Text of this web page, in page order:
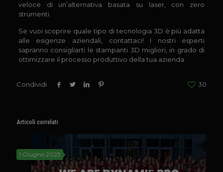
veloce di un’alternativa basata su laser, con zero
strumenti.
Se vuoi scoprire quale tipo di tecnologia 3D è più adatta
alle esigenze aziendali, contattaci! I nostri esperti
sapranno consigliarti le stampanti 3D migliori, in grado di
ottimizzare il processo produttivo della tua azienda.
Condividi 30
Articoli correlati
1 Giugno 2023